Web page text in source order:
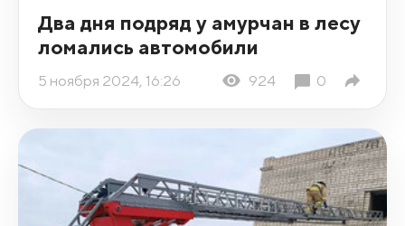
Два дня подряд у амурчан в лесу
ломались автомобили
5 ноября 2024, 16:26 924 0